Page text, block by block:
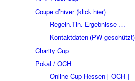
Coupe d’hiver (klick hier)
Regeln,Tln, Ergebnisse …
Kontaktdaten (PW geschützt)
Charity Cup
Pokal / OCH
Online Cup Hessen [ OCH ]